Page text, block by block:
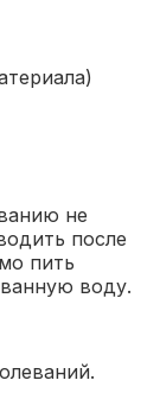
не
после
пить
воду.